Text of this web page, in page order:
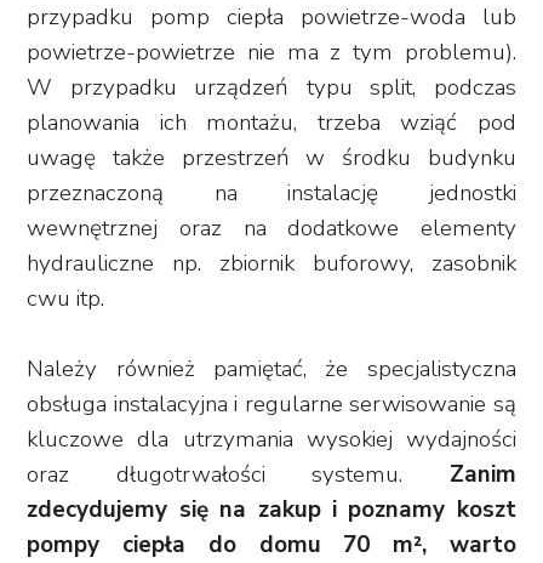
przypadku pomp ciepła powietrze-woda lub
powietrze-powietrze nie ma z tym problemu).
W przypadku urządzeń typu split, podczas
planowania ich montażu, trzeba wziąć pod
uwagę także przestrzeń w środku budynku
przeznaczoną na instalację jednostki
wewnętrznej oraz na dodatkowe elementy
hydrauliczne np. zbiornik buforowy, zasobnik
cwu itp.
Należy również pamiętać, że specjalistyczna
obsługa instalacyjna i regularne serwisowanie są
kluczowe dla utrzymania wysokiej wydajności
oraz długotrwałości systemu. Zanim
zdecydujemy się na zakup i poznamy koszt
pompy ciepła do domu 70 m², warto